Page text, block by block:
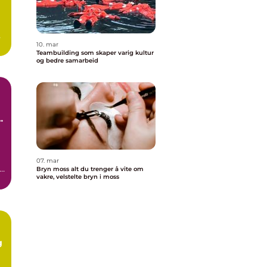
10. mar
Teambuilding som skaper varig kultur
og bedre samarbeid
07. mar
Bryn moss alt du trenger å vite om
vakre, velstelte bryn i moss